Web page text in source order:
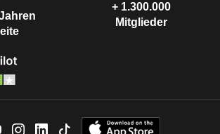
+ 1.300.000
Mitglieder